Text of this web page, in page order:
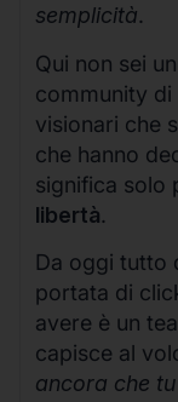
semplicità.
Qui non sei
community
visionari che
che hanno
significa solo
libertà.
Da oggi tutto
portata di
avere è un
capisce al
ancora che